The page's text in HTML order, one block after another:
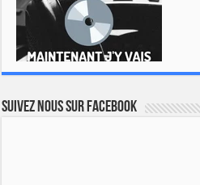
Suivez nous sur Facebook